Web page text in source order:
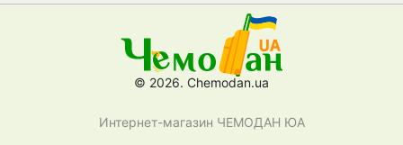
© 2026. Chemodan.ua
Интернет-магазин ЧЕМОДАН ЮА